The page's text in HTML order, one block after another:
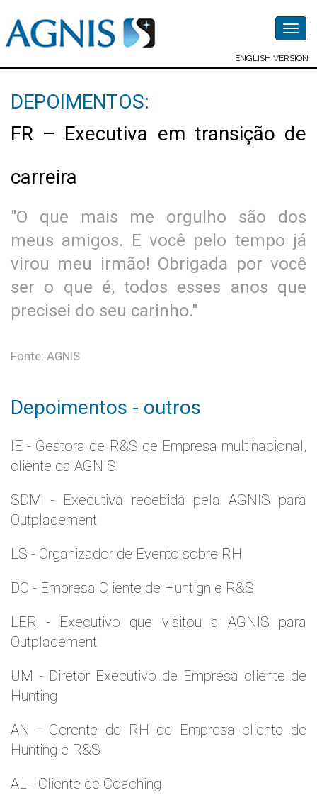
ENGLISH VERSION
DEPOIMENTOS:
FR – Executiva em transição de
carreira
"O que mais me orgulho são dos
meus amigos. E você pelo tempo já
virou meu irmão! Obrigada por você
ser o que é, todos esses anos que
precisei do seu carinho."
Fonte: AGNIS
Depoimentos - outros
IE - Gestora de R&S de Empresa multinacional,
cliente da AGNIS
SDM - Executiva recebida pela AGNIS para
Outplacement
LS - Organizador de Evento sobre RH
DC - Empresa Cliente de Huntign e R&S
LER - Executivo que visitou a AGNIS para
Outplacement
UM - Diretor Executivo de Empresa cliente de
Hunting
AN - Gerente de RH de Empresa cliente de
Hunting e R&S
AL - Cliente de Coaching